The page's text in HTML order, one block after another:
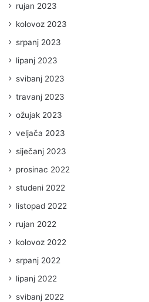
rujan 2023
kolovoz 2023
srpanj 2023
lipanj 2023
svibanj 2023
travanj 2023
ožujak 2023
veljača 2023
siječanj 2023
prosinac 2022
studeni 2022
listopad 2022
rujan 2022
kolovoz 2022
srpanj 2022
lipanj 2022
svibanj 2022